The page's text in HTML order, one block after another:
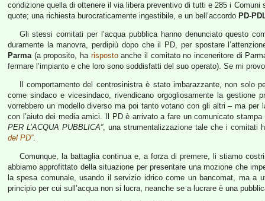
condizione quella di ottenere il via libera preventivo di tutti e 285 i
quote; una richiesta burocraticamente ingestibile, e un bell’accordo PD-
Gli stessi comitati per l’acqua pubblica hanno denunciato questo
duramente la manovra, perdipiù dopo che il PD, per spostare
Parma(a proposito, ha rispostoanche il comitato no inceneritore di
fermare l’impianto e che loro sono soddisfatti del suo operato). Se mi
Il comportamento del centrosinistra è stato imbarazzante, non
come sindaco e vicesindaco, rivendicano orgogliosamente la
vorrebbero un modello diverso ma poi tanto votano con gli altri – ma
con l’aiuto dei media amici. Il PD è arrivato a fare un comunicato
PER L’ACQUA PUBBLICA”, una strumentalizzazione tale che i comitati
del PD”.
Comunque, la battaglia continua e, a forza di premere, li stiamo
abbiamo approfittato della situazione per presentare una mozione che
la spesa comunale, usando il servizio idrico come un bancomat, ma a
principio per cui sull’acqua non si lucra, neanche se a lucrare è una